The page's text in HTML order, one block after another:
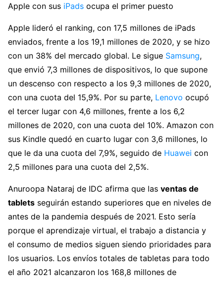
Apple con sus iPads ocupa el primer puesto
Apple lideró el ranking, con 17,5 millones de iPads
enviados, frente a los 19,1 millones de 2020, y se hizo
con un 38% del mercado global. Le sigue Samsung,
que envió 7,3 millones de dispositivos, lo que supone
un descenso con respecto a los 9,3 millones de 2020,
con una cuota del 15,9%. Por su parte, Lenovo ocupó
el tercer lugar con 4,6 millones, frente a los 6,2
millones de 2020, con una cuota del 10%. Amazon con
sus Kindle quedó en cuarto lugar con 3,6 millones, lo
que le da una cuota del 7,9%, seguido de Huawei con
2,5 millones para una cuota del 2,5%.
Anuroopa Nataraj de IDC afirma que las ventas de
tablets seguirán estando superiores que en niveles de
antes de la pandemia después de 2021. Esto sería
porque el aprendizaje virtual, el trabajo a distancia y
el consumo de medios siguen siendo prioridades para
los usuarios. Los envíos totales de tabletas para todo
el año 2021 alcanzaron los 168,8 millones de